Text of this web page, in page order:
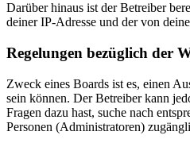
Darüber hinaus ist der Betreiber
deiner IP-Adresse und der von
Regelungen bezüglich der
Zweck eines Boards ist es, einen
sein können. Der Betreiber kann
Fragen dazu hast, suche nach
Personen (Administratoren)